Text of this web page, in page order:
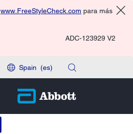
www.FreeStyleCheck.com para más
ADC-123929 V2
Spain (es)